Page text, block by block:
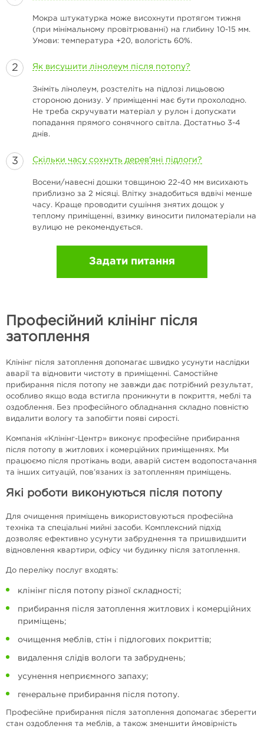
Мокра штукатурка може висохнути протягом тижня
(при мінімальному провітрюванні) на глибину 10-15 мм.
Умови: температура +20, вологість 60%.
Як висушити лінолеум після потопу?
Зніміть лінолеум, розстеліть на підлозі лицьовою
стороною донизу. У приміщенні має бути прохолодно.
Не треба скручувати матеріал у рулон і допускати
попадання прямого сонячного світла. Достатньо 3-4
днів.
Скільки часу сохнуть дерев'яні підлоги?
Восени/навесні дошки товщиною 22-40 мм висихають
приблизно за 2 місяці. Влітку знадобиться вдвічі менше
часу. Краще проводити сушіння знятих дощок у
теплому приміщенні, взимку виносити пиломатеріали на
вулицю не рекомендується.
Задати питання
Професійний клінінг після
затоплення
Клінінг після затоплення допомагає швидко усунути наслідки
аварії та відновити чистоту в приміщенні. Самостійне
прибирання після потопу не завжди дає потрібний результат,
особливо якщо вода встигла проникнути в покриття, меблі та
оздоблення. Без професійного обладнання складно повністю
видалити вологу та запобігти появі сирості.
Компанія «Клінінг-Центр» виконує професійне прибирання
після потопу в житлових і комерційних приміщеннях. Ми
працюємо після протікань води, аварій систем водопостачання
та інших ситуацій, пов’язаних із затопленням приміщень.
Які роботи виконуються після потопу
Для очищення приміщень використовуються професійна
техніка та спеціальні мийні засоби. Комплексний підхід
дозволяє ефективно усунути забруднення та пришвидшити
відновлення квартири, офісу чи будинку після затоплення.
До переліку послуг входять:
клінінг після потопу різної складності;
прибирання після затоплення житлових і комерційних
приміщень;
очищення меблів, стін і підлогових покриттів;
видалення слідів вологи та забруднень;
усунення неприємного запаху;
генеральне прибирання після потопу.
Професійне прибирання після затоплення допомагає зберегти
стан оздоблення та меблів, а також зменшити ймовірність